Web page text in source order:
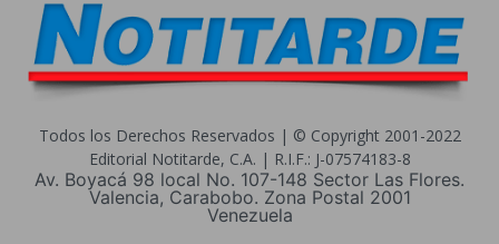
Todos los Derechos Reservados | © Copyright 2001-2022
Editorial Notitarde, C.A. | R.I.F.: J-07574183-8
Av. Boyacá 98 local No. 107-148 Sector Las Flores.
Valencia, Carabobo. Zona Postal 2001
Venezuela